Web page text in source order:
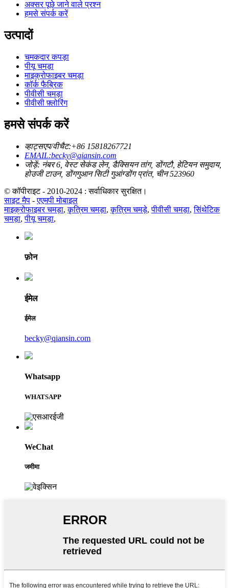
अक्सर पूछे जाने वाले प्रश्न
हमसे संपर्क करें
उत्पादों
चमकदार कपड़ा
पीयू चमड़ा
माइक्रोफाइबर चमड़ा
कॉर्क फैब्रिक
पीवीसी चमड़ा
पीवीसी फ़्लोरिंग
हमसे संपर्क करें
व्हाट्सएप/वीचैट:+86 15818267721
EMAIL:becky@qiansin.com
जोड़ें: नंबर 6, वेस्ट सेकंड लेन, डैक्सियन तांग, डोंगटौ, हेटियन समुदाय,
होउजी टाउन, डोंगगुआन सिटी गुआंग्डोंग प्रांत, चीन 523960
© कॉपीराइट - 2010-2024 : सर्वाधिकार सुरक्षित।
साइट मैप -एएमपी मोबाइल
माइक्रोफाइबर चमड़ा,कृत्रिम चमड़ा,कृत्रिम चमड़े,पीवीसी चमड़ा,सिंथेटिक
चमड़ा,पीयू चमड़ा,
फ़ोन
ईमेल
ईमेल
becky@qiansin.com
Whatsapp
WHATSAPP
WeChat
जमीमा